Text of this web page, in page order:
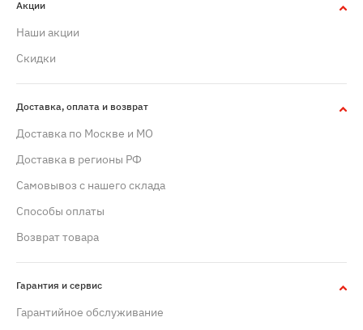
Акции
Наши акции
Скидки
Доставка, оплата и возврат
Доставка по Москве и МО
Доставка в регионы РФ
Самовывоз с нашего склада
Способы оплаты
Возврат товара
Гарантия и сервис
Гарантийное обслуживание